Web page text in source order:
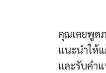
คุณเคยพูดภ
แนะนำให้
และรับคำแ